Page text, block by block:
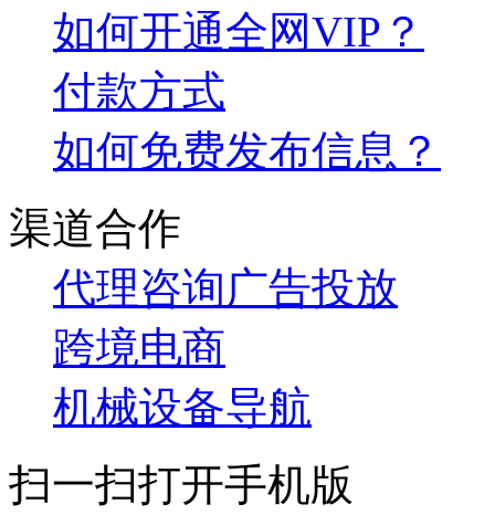
如何开通全网VIP？
付款方式
如何免费发布信息？
渠道合作
代理咨询广告投放
跨境电商
机械设备导航
扫一扫打开手机版